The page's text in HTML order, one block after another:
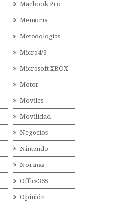
Macbook Pro
Memoria
Metodologías
Micro4/3
Microsoft XBOX
Motor
Moviles
Movilidad
Negocios
Nintendo
Normas
Office365
Opinión